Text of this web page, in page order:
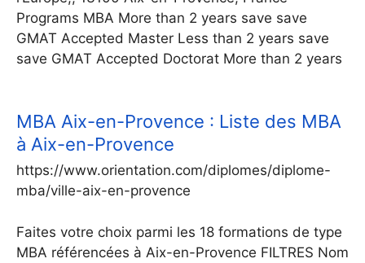
Programs MBA More than 2 years save save
GMAT Accepted Master Less than 2 years save
save GMAT Accepted Doctorat More than 2 years
MBA Aix-en-Provence : Liste des MBA
à Aix-en-Provence
https://www.orientation.com/diplomes/diplome-
mba/ville-aix-en-provence
Faites votre choix parmi les 18 formations de type
MBA référencées à Aix-en-Provence FILTRES Nom